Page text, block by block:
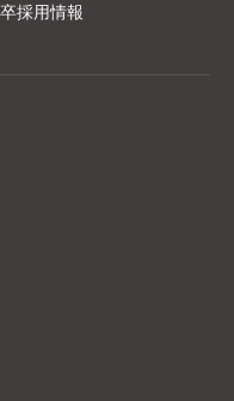
採用情報